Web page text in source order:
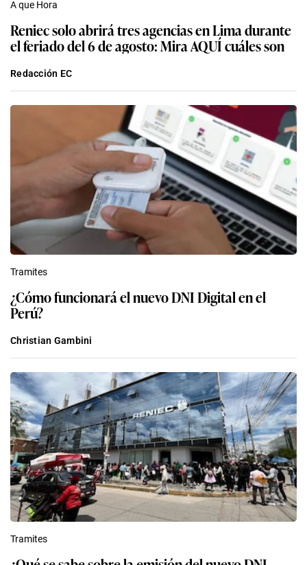
Respuestas
Los expertos en psicología coinciden: las
personas que prefieren escribir en WhatsApp en
lugar de enviar audios intentan ordenar y regular
sus emociones
Marcelo López Chavez
Lo último en Tramites
Tramites
ONPE habilita link de consulta para saber si eres
miembro de mesa en las Elecciones Regionales y
Municipales 2026
Redacción EC